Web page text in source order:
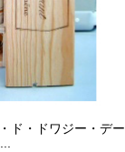
ド・ドワジー・デー